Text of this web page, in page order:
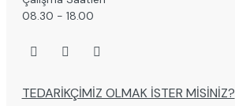
08.30 - 18.00
TEDARİKÇİMİZ OLMAK İSTER MİSİNİZ?